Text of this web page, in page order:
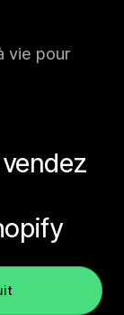
vie pour